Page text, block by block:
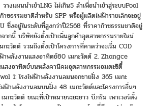
างแผนนำเข้าLNG ไม่เกิน5 ลำเพื่อนำเข้าสู่ระบบPool
าซธรรมชาติสำหรับ SPP หรือผู้ผลิตไฟฟ้ารายเล็กจะอยู่
ซึ่งอยู่ในระดับที่สูงกว่าปี2568 ที่ราคาก๊าซธรรมชาติอยู่
ากนี้ บริษัทยังตั้งเป้าเพิ่มลูกค้าอุตสาหกรรมรายใหม่
ะวัตต์ รวมถึงตั้งเป้าโครงการที่คาดว่าจะเริ่ม COD
ฟ้าพลังงานแสงอาทิตย์80 เมกะวัตต์ 2. Zhongce
แสงอาทิตย์บนหลังคานิคมอุตสาหกรรมอมตะซิตี้
1: โรงไฟฟ้าพลังงานลมนอกชายฝั่ง 365 เมกะ
ฟ้าพลังงานลมบนฝั่ง 48 เมกะวัตต์และโครงการอื่นๆ
กะวัตต์ ขณะที่เป้าหมายระยะยาว บี.กริม เพาเวอร์ตั้ง